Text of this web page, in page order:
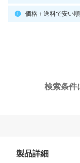
価格＋送料で安い
検索条件
製品詳細